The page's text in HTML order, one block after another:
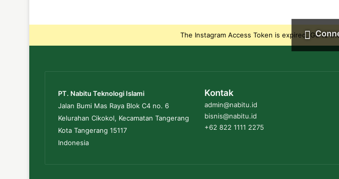
The Instagram Access Token is expired, Go to
PT. Nabitu Teknologi Islami
Jalan Bumi Mas Raya Blok C4 no. 6
Kelurahan Cikokol, Kecamatan Tangerang
Kota Tangerang 15117
Indonesia
Kontak
admin@nabitu.id
bisnis@nabitu.id
+62 822 1111 2275